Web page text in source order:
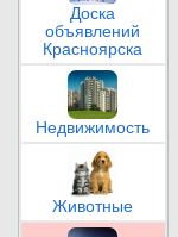
Доска
объявлений
Красноярска
Недвижимость
Животные